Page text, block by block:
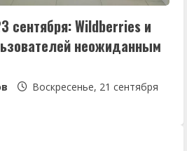
сентября: Wildberries и
неожиданным
Воскресенье, 21 сентября